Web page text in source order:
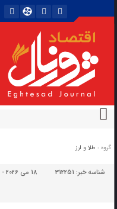
گروه : طلا و ارز
شناسه خبر:312251 18 می 2026 - 15:10